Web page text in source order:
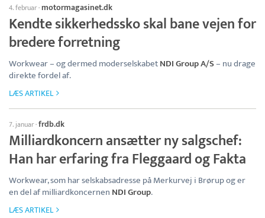
4. februar· motormagasinet.dk
Kendte sikkerhedssko skal bane vejen for
bredere forretning
Workwear – og dermed moderselskabetNDI Group A/S– nu drage
direkte fordel af.
LÆS ARTIKEL
7. januar·frdb.dk
Milliardkoncern ansætter ny salgschef:
Han har erfaring fra Fleggaard og Fakta
Workwear, som har selskabsadresse på Merkurvej i Brørup og er
en del af milliardkoncernen NDI Group.
LÆS ARTIKEL